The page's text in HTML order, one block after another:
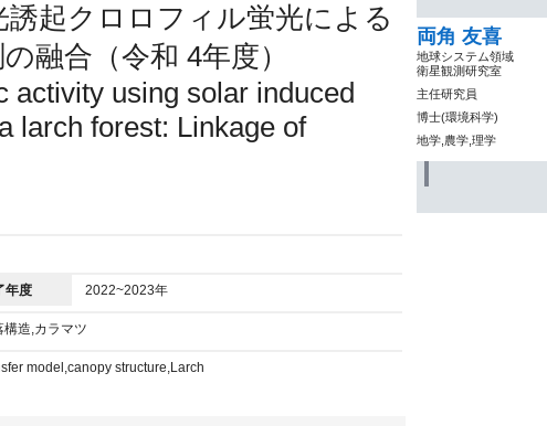
起クロロフィル蛍光による
融合（令和 4年度）
activity using solar induced
larch forest: Linkage of
年度 2022~2023年
造,カラマツ
model,canopy structure,Larch
両角 友喜
地球システム領域
衛星観測研究室
主任研究員
博士(環境科学)
地学,農学,理学